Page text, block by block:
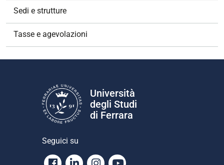
Sedi e strutture
Tasse e agevolazioni
Università
degli Studi
di Ferrara
Seguici su